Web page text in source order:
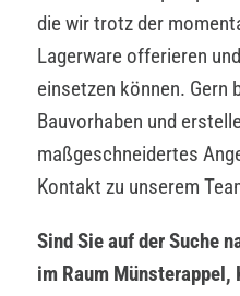
die wir trotz der
Lagerware offerieren
einsetzen können. Gern
Bauvorhaben und
maßgeschneidertes
Kontakt zu unserem
Sind Sie auf der Suche
im Raum Münsterappel,